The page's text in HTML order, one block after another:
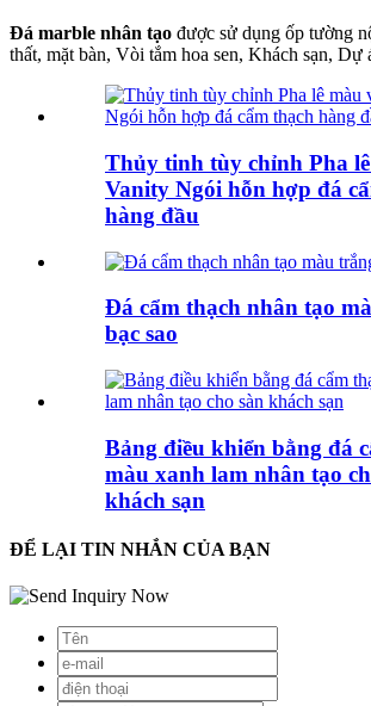
Đá marble nhân tạo được sử dụng ốp tường
thất, mặt bàn, Vòi tắm hoa sen, Khách sạn, Dự
Thủy tinh tùy chỉnh Pha
Vanity Ngói hỗn hợp đá
hàng đầu
Đá cẩm thạch nhân tạo
bạc sao
Bảng điều khiển bằng đá
màu xanh lam nhân tạo
khách sạn
ĐỂ LẠI TIN NHẮN CỦA BẠN